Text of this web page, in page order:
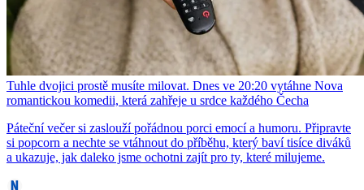
Tuhle dvojici prostě musíte milovat. Dnes ve 20:20 vytáhne Nova
romantickou komedii, která zahřeje u srdce každého Čecha
Páteční večer si zaslouží pořádnou porci emocí a humoru. Připravte
si popcorn a nechte se vtáhnout do příběhu, který baví tisíce diváků
a ukazuje, jak daleko jsme ochotni zajít pro ty, které milujeme.